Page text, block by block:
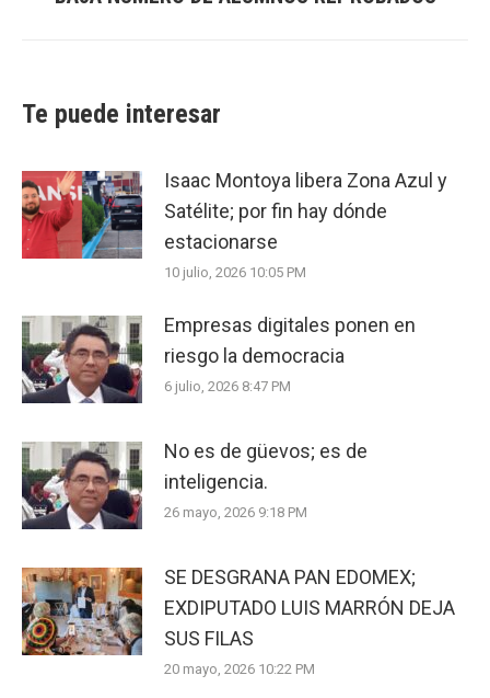
Te puede interesar
Isaac Montoya libera Zona Azul y
Satélite; por fin hay dónde
estacionarse
10 julio, 2026 10:05 PM
Empresas digitales ponen en
riesgo la democracia
6 julio, 2026 8:47 PM
No es de güevos; es de
inteligencia.
26 mayo, 2026 9:18 PM
SE DESGRANA PAN EDOMEX;
EXDIPUTADO LUIS MARRÓN DEJA
SUS FILAS
20 mayo, 2026 10:22 PM